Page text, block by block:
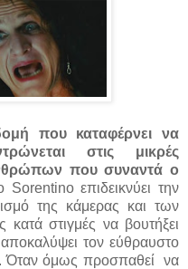
που καταφέρνει να
στις μικρές
που συναντά ο
Sorentino επιδεικνύει την
της κάμερας και των
στιγμές να βουτήξει
τον εύθραυστο
Όταν όμως προσπαθεί να